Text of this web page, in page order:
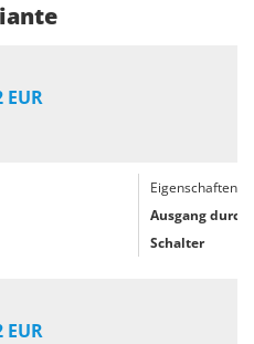
EUR
Eigenschaften
Ausgang
Schalter
EUR